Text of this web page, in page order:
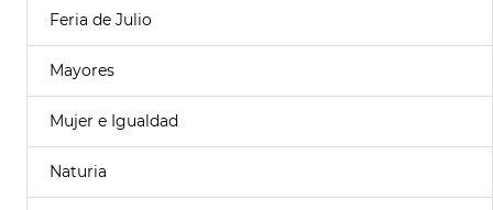
Feria de Julio
Mayores
Mujer e Igualdad
Naturia